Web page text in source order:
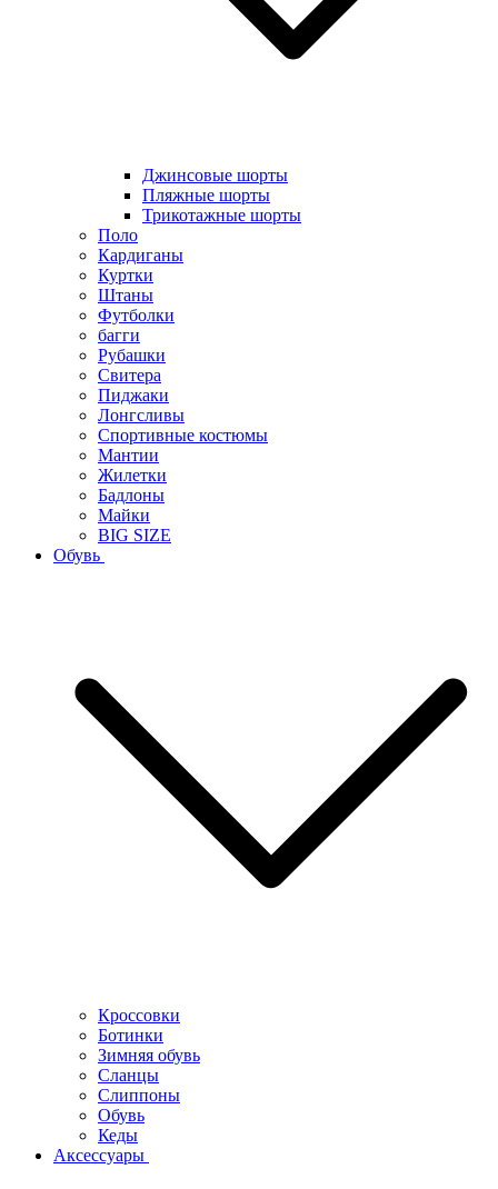
Джинсовые шорты
Пляжные шорты
Трикотажные шорты
Поло
Кардиганы
Куртки
Штаны
Футболки
багги
Рубашки
Свитера
Пиджаки
Лонгсливы
Спортивные костюмы
Мантии
Жилетки
Бадлоны
Майки
BIG SIZE
Обувь
Кроссовки
Ботинки
Зимняя обувь
Сланцы
Слиппоны
Обувь
Кеды
Аксессуары